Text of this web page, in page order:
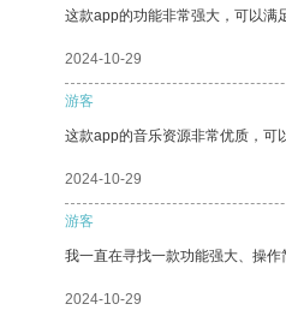
这款app的功能非常强大，可以满
2024-10-29
游客
这款app的音乐资源非常优质，可
2024-10-29
游客
我一直在寻找一款功能强大、操
2024-10-29